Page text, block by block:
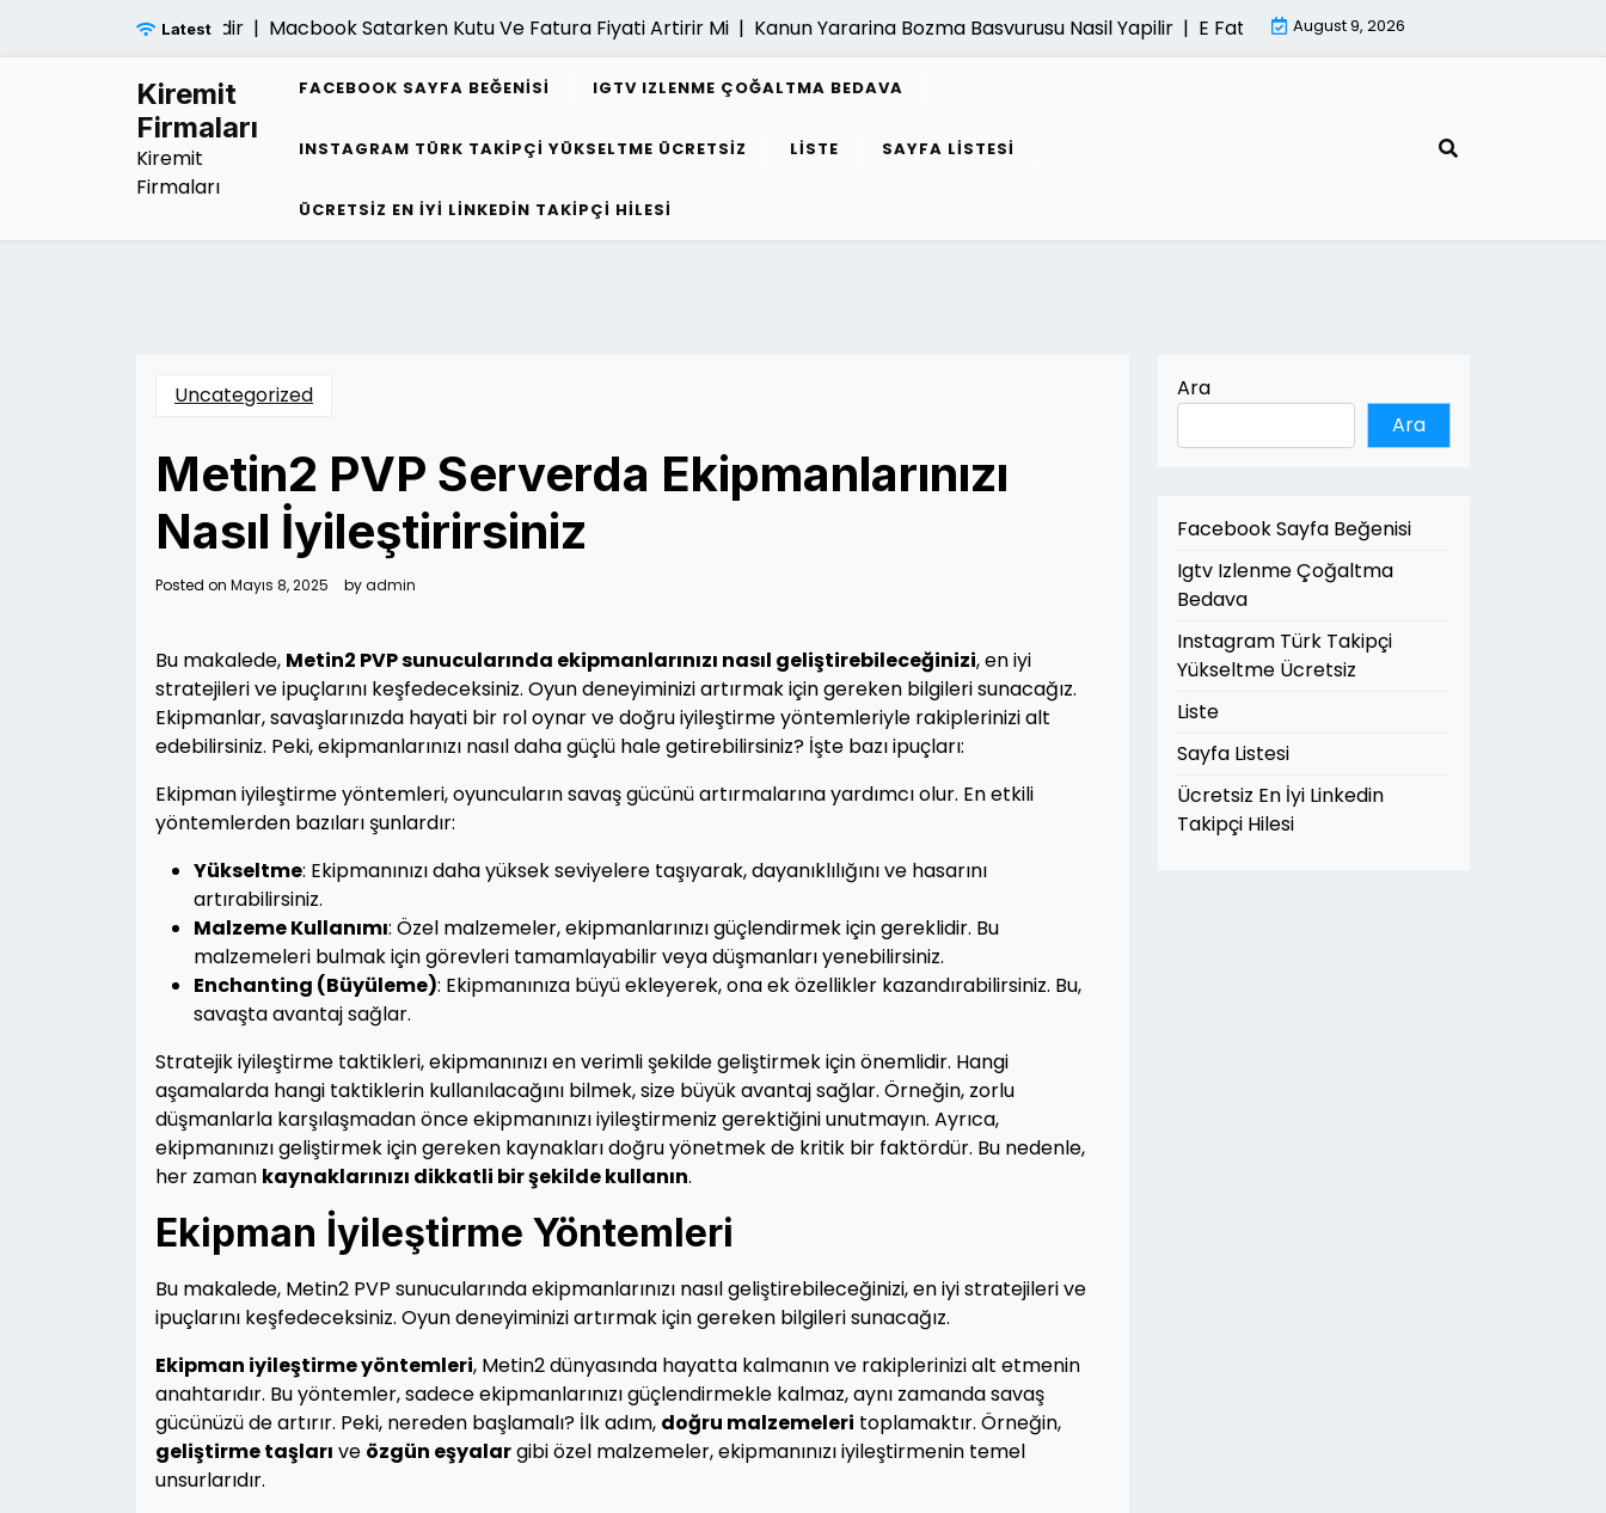
Latest
Belirtileri Nelerdir |Macbook Satarken Kutu Ve Fatura Fiyati Artirir Mi |Kanun Yararina Bozma Basvurusu Nasil Yapilir |E Fatura Sisteminde Kesintisiz Hizmetin
August 9, 2026
Kiremit
Firmaları
Kiremit
Firmaları
FACEBOOK SAYFA BEĞENISI IGTV IZLENME ÇOĞALTMA BEDAVA
INSTAGRAM TÜRK TAKIPÇI YÜKSELTME ÜCRETSIZ LISTE SAYFA LISTESI
ÜCRETSIZ EN İYI LINKEDIN TAKIPÇI HILESI
Uncategorized
Metin2 PVP Serverda Ekipmanlarınızı
Nasıl İyileştirirsiniz
Posted on Mayıs 8, 2025 byadmin
Bu makalede, Metin2 PVP sunucularında ekipmanlarınızı nasıl geliştirebileceğinizi, en iyi
stratejileri ve ipuçlarını keşfedeceksiniz. Oyun deneyiminizi artırmak için gereken bilgileri sunacağız.
Ekipmanlar, savaşlarınızda hayati bir rol oynar ve doğru iyileştirme yöntemleriyle rakiplerinizi alt
edebilirsiniz. Peki, ekipmanlarınızı nasıl daha güçlü hale getirebilirsiniz? İşte bazı ipuçları:
Ekipman iyileştirme yöntemleri, oyuncuların savaş gücünü artırmalarına yardımcı olur. En etkili
yöntemlerden bazıları şunlardır:
Yükseltme: Ekipmanınızı daha yüksek seviyelere taşıyarak, dayanıklılığını ve hasarını
artırabilirsiniz.
Malzeme Kullanımı: Özel malzemeler, ekipmanlarınızı güçlendirmek için gereklidir. Bu
malzemeleri bulmak için görevleri tamamlayabilir veya düşmanları yenebilirsiniz.
Enchanting (Büyüleme): Ekipmanınıza büyü ekleyerek, ona ek özellikler kazandırabilirsiniz. Bu,
savaşta avantaj sağlar.
Stratejik iyileştirme taktikleri, ekipmanınızı en verimli şekilde geliştirmek için önemlidir. Hangi
aşamalarda hangi taktiklerin kullanılacağını bilmek, size büyük avantaj sağlar. Örneğin, zorlu
düşmanlarla karşılaşmadan önce ekipmanınızı iyileştirmeniz gerektiğini unutmayın. Ayrıca,
ekipmanınızı geliştirmek için gereken kaynakları doğru yönetmek de kritik bir faktördür. Bu nedenle,
her zaman kaynaklarınızı dikkatli bir şekilde kullanın.
Ekipman İyileştirme Yöntemleri
Bu makalede, Metin2 PVP sunucularında ekipmanlarınızı nasıl geliştirebileceğinizi, en iyi stratejileri ve
ipuçlarını keşfedeceksiniz. Oyun deneyiminizi artırmak için gereken bilgileri sunacağız.
Ekipman iyileştirme yöntemleri, Metin2 dünyasında hayatta kalmanın ve rakiplerinizi alt etmenin
anahtarıdır. Bu yöntemler, sadece ekipmanlarınızı güçlendirmekle kalmaz, aynı zamanda savaş
gücünüzü de artırır. Peki, nereden başlamalı? İlk adım, doğru malzemeleri toplamaktır. Örneğin,
geliştirme taşları ve özgün eşyalargibi özel malzemeler, ekipmanınızı iyileştirmenin temel
unsurlarıdır.
Ara
Ara
Facebook Sayfa Beğenisi
Igtv Izlenme Çoğaltma
Bedava
Instagram Türk Takipçi
Yükseltme Ücretsiz
Liste
Sayfa Listesi
Ücretsiz En İyi Linkedin
Takipçi Hilesi